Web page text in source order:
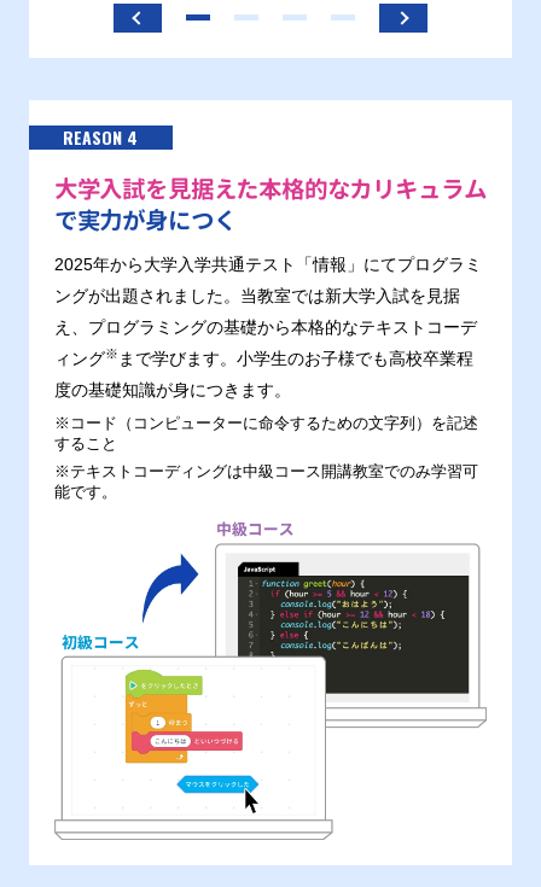
REASON 4
大学入試を見据えた本格的なカリキュラム
で実力が身につく
2025年から大学入学共通テスト「情報」にてプログラミ
ングが出題されました。当教室では新大学入試を見据
え、プログラミングの基礎から本格的なテキストコーデ
ィング※ まで学びます。小学生のお子様でも高校卒業程
度の基礎知識が身につきます。
※コード（コンピューターに命令するための文字列）を記述
すること
※テキストコーディングは中級コース開講教室でのみ学習可
能です。